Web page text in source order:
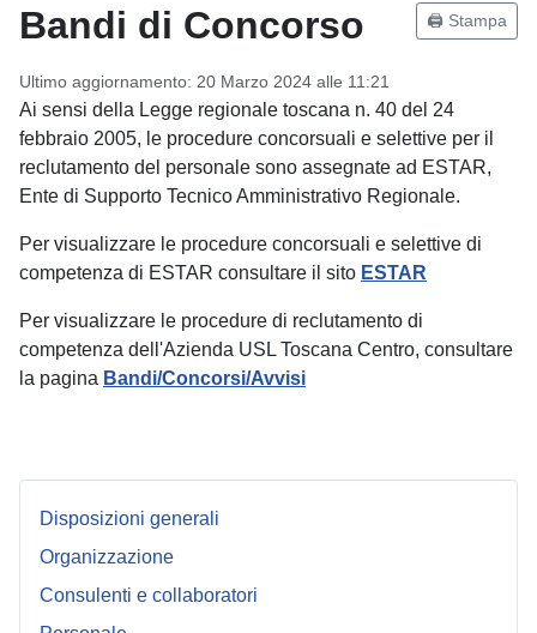
Disposizioni generali
Organizzazione
Consulenti e collaboratori
Bandi di Concorso
Ultimo aggiornamento: 20 Marzo 2024 alle 11:21
🖨️ Stampa
Ai sensi della Legge regionale toscana n. 40 del 24
febbraio 2005, le procedure concorsuali e selettive per il
reclutamento del personale sono assegnate ad ESTAR,
Ente di Supporto Tecnico Amministrativo Regionale.
Per visualizzare le procedure concorsuali e selettive di
competenza di ESTAR consultare il sito ESTAR
Per visualizzare le procedure di reclutamento di
competenza dell'Azienda USL Toscana Centro, consultare
la pagina Bandi/Concorsi/Avvisi